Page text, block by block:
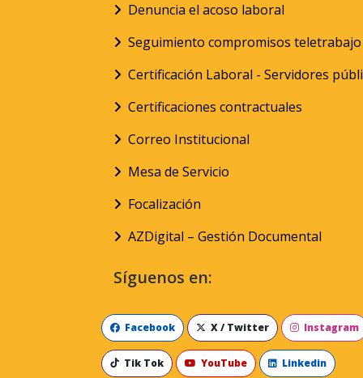
Denuncia el acoso laboral
Seguimiento compromisos teletrabajo
Certificación Laboral - Servidores
Certificaciones contractuales
Correo Institucional
Mesa de Servicio
Focalización
AZDigital – Gestión Documental
Síguenos en:
Facebook X / Twitter Instagram
Tik Tok YouTube Linkedin